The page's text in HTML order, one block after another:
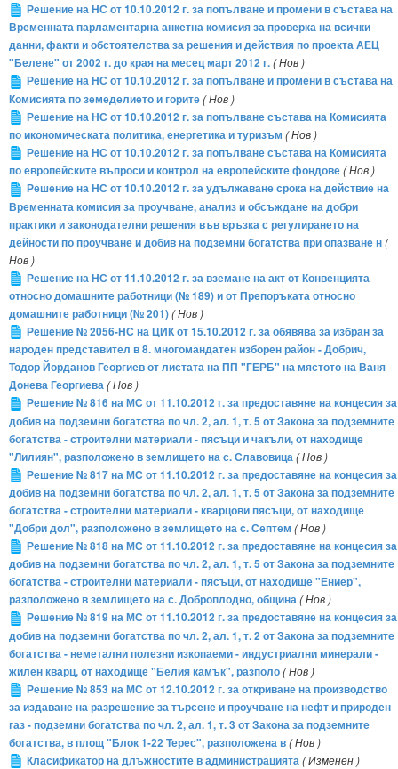
Решение на НС от 10.10.2012 г. за попълване и промени в състава на
Временната парламентарна анкетна комисия за проверка на всички
данни, факти и обстоятелства за решения и действия по проекта АЕЦ
"Белене" от 2002 г. до края на месец март 2012 г.( Нов )
Решение на НС от 10.10.2012 г. за попълване и промени в състава на
Комисията по земеделието и горите( Нов )
Решение на НС от 10.10.2012 г. за попълване състава на Комисията
по икономическата политика, енергетика и туризъм ( Нов )
Решение на НС от 10.10.2012 г. за попълване състава на Комисията
по европейските въпроси и контрол на европейските фондове( Нов )
Решение на НС от 10.10.2012 г. за удължаване срока на действие на
Временната комисия за проучване, анализ и обсъждане на добри
практики и законодателни решения във връзка с регулирането на
дейности по проучване и добив на подземни богатства при опазване н(
Нов )
Решение на НС от 11.10.2012 г. за вземане на акт от Конвенцията
относно домашните работници (№ 189) и от Препоръката относно
домашните работници (№ 201)( Нов )
Решение № 2056-НС на ЦИК от 15.10.2012 г. за обявява за избран за
народен представител в 8. многомандатен изборен район - Добрич,
Тодор Йорданов Георгиев от листата на ПП "ГЕРБ" на мястото на Ваня
Донева Георгиева( Нов )
Решение № 816 на МС от 11.10.2012 г. за предоставяне на концесия за
добив на подземни богатства по чл. 2, ал. 1, т. 5 от Закона за подземните
богатства - строителни материали - пясъци и чакъли, от находище
"Лилиян", разположено в землището на с. Славовица( Нов )
Решение № 817 на МС от 11.10.2012 г. за предоставяне на концесия за
добив на подземни богатства по чл. 2, ал. 1, т. 5 от Закона за подземните
богатства - строителни материали - кварцови пясъци, от находище
"Добри дол", разположено в землището на с. Септем ( Нов )
Решение № 818 на МС от 11.10.2012 г. за предоставяне на концесия за
добив на подземни богатства по чл. 2, ал. 1, т. 5 от Закона за подземните
богатства - строителни материали - пясъци, от находище "Ениер",
разположено в землището на с. Доброплодно, община( Нов )
Решение № 819 на МС от 11.10.2012 г. за предоставяне на концесия за
добив на подземни богатства по чл. 2, ал. 1, т. 2 от Закона за подземните
богатства - неметални полезни изкопаеми - индустриални минерали -
жилен кварц, от находище "Белия камък", разполо( Нов )
Решение № 853 на МС от 12.10.2012 г. за откриване на производство
за издаване на разрешение за търсене и проучване на нефт и природен
газ - подземни богатства по чл. 2, ал. 1, т. 3 от Закона за подземните
богатства, в площ "Блок 1-22 Терес", разположена в( Нов )
Класификатор на длъжностите в администрацията( Изменен )